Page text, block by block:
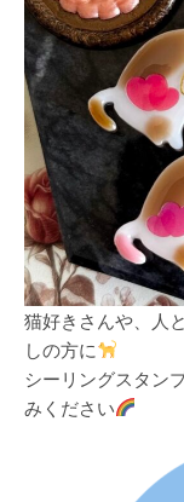
猫好きさんや、人
しの方に
シーリングスタン
みください